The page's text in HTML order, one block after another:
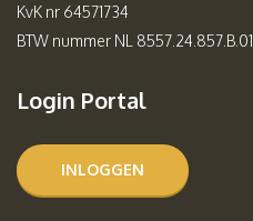
KvK nr 64571734
BTW nummer NL 8557.24.857.B.01
Login Portal
INLOGGEN